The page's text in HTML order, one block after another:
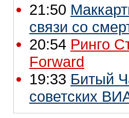
21:50
связи со
20:54 Ринго
Forward
19:33 Битый
советских